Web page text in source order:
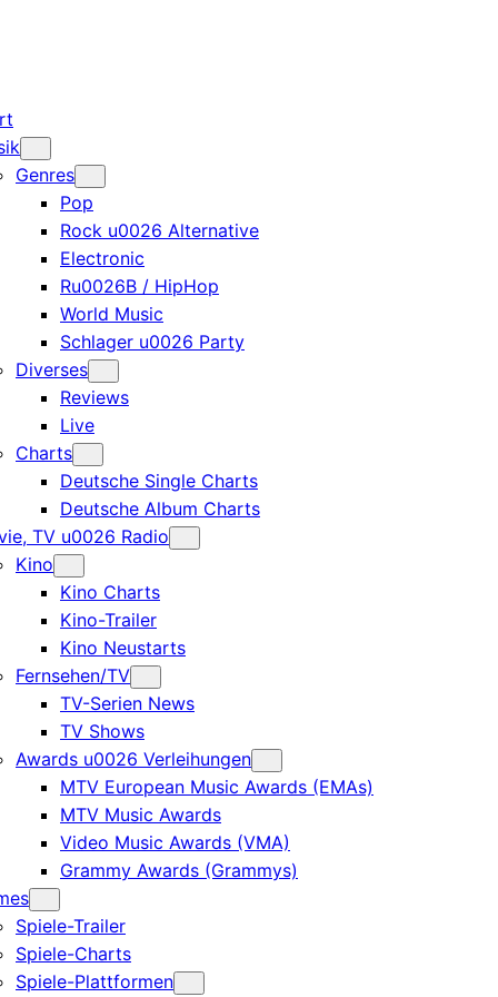
Genres
Pop
Rock u0026 Alternative
Electronic
Ru0026B / HipHop
World Music
Schlager u0026 Party
Diverses
Reviews
Live
Charts
Deutsche Single Charts
Deutsche Album Charts
TV u0026 Radio
Kino
Kino Charts
Kino-Trailer
Kino Neustarts
Fernsehen/TV
TV-Serien News
TV Shows
Awards u0026 Verleihungen
MTV European Music Awards (EMAs)
MTV Music Awards
Video Music Awards (VMA)
Grammy Awards (Grammys)
Spiele-Trailer
Spiele-Charts
Spiele-Plattformen